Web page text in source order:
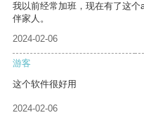
我以前经常加班，现在有了这
伴家人。
2024-02-06
游客
这个软件很好用
2024-02-06